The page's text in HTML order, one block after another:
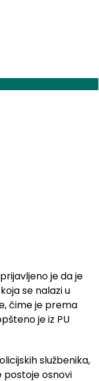
je da je
se nalazi u
čime je prema
je iz PU
službenika,
postoje osnovi